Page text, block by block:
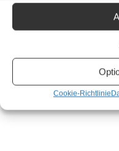
Cookie-Richtlinie
US-Dollar
Verstößen gegen
kalifornischen
(APA/red)